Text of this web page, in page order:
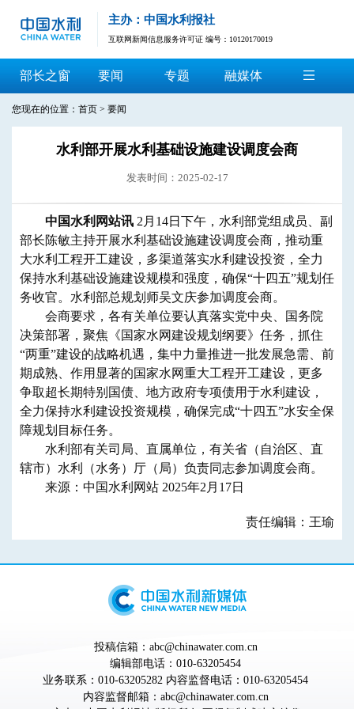
主办：中国水利报社
互联网新闻信息服务许可证 编号：10120170019
部长之窗 要闻 专题 融媒体
您现在的位置： 首页 > 要闻
水利部开展水利基础设施建设调度会商
发表时间：2025-02-17
中国水利网站讯 2月14日下午，水利部党组成员、副
部长陈敏主持开展水利基础设施建设调度会商，推动重
大水利工程开工建设，多渠道落实水利建设投资，全力
保持水利基础设施建设规模和强度，确保“十四五”规划任
务收官。水利部总规划师吴文庆参加调度会商。
会商要求，各有关单位要认真落实党中央、国务院
决策部署，聚焦《国家水网建设规划纲要》任务，抓住
“两重”建设的战略机遇，集中力量推进一批发展急需、前
期成熟、作用显著的国家水网重大工程开工建设，更多
争取超长期特别国债、地方政府专项债用于水利建设，
全力保持水利建设投资规模，确保完成“十四五”水安全保
障规划目标任务。
水利部有关司局、直属单位，有关省（自治区、直
辖市）水利（水务）厅（局）负责同志参加调度会商。
来源：中国水利网站 2025年2月17日
责任编辑：王瑜
投稿信箱：abc@chinawater.com.cn
编辑部电话：010-63205454
业务联系：010-63205282 内容监督电话：010-63205454
内容监督邮箱：abc@chinawater.com.cn